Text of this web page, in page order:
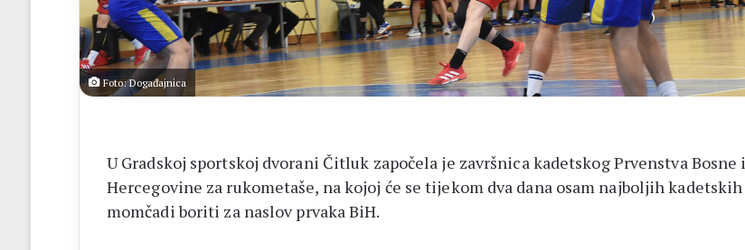
Foto: Događajnica
U Gradskoj sportskoj dvorani Čitluk započela je završnica kadetskog Prvenstva Bosne i
Hercegovine za rukometaše, na kojoj će se tijekom dva dana osam najboljih kadetskih
momčadi boriti za naslov prvaka BiH.
14
biskupa